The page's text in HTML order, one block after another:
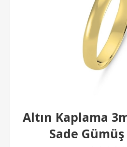
Altın Kaplama
Sade